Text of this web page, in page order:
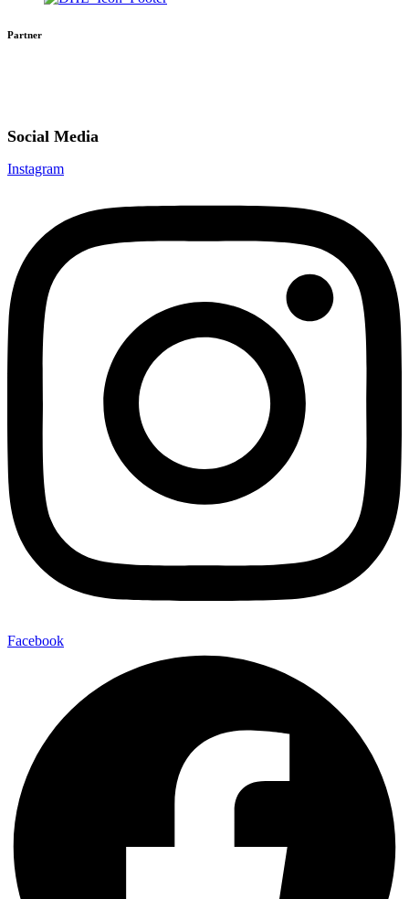
Partner
Social Media
Instagram
Facebook